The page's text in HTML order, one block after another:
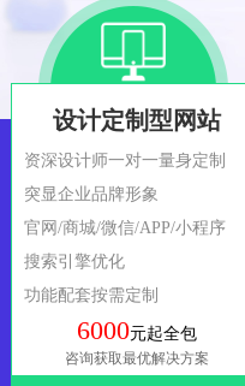
设计定制型网站
资深设计师一对一量身定制
突显企业品牌形象
官网/商城/微信/APP/小程序
搜索引擎优化
功能配套按需定制
6000元起全包
咨询获取最优解决方案